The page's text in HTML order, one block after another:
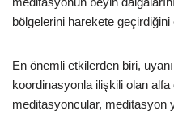
bölgelerini harekete
En önemli etkilerden biri,
koordinasyonla ilişkili olan alfa
meditasyoncular, meditasyon